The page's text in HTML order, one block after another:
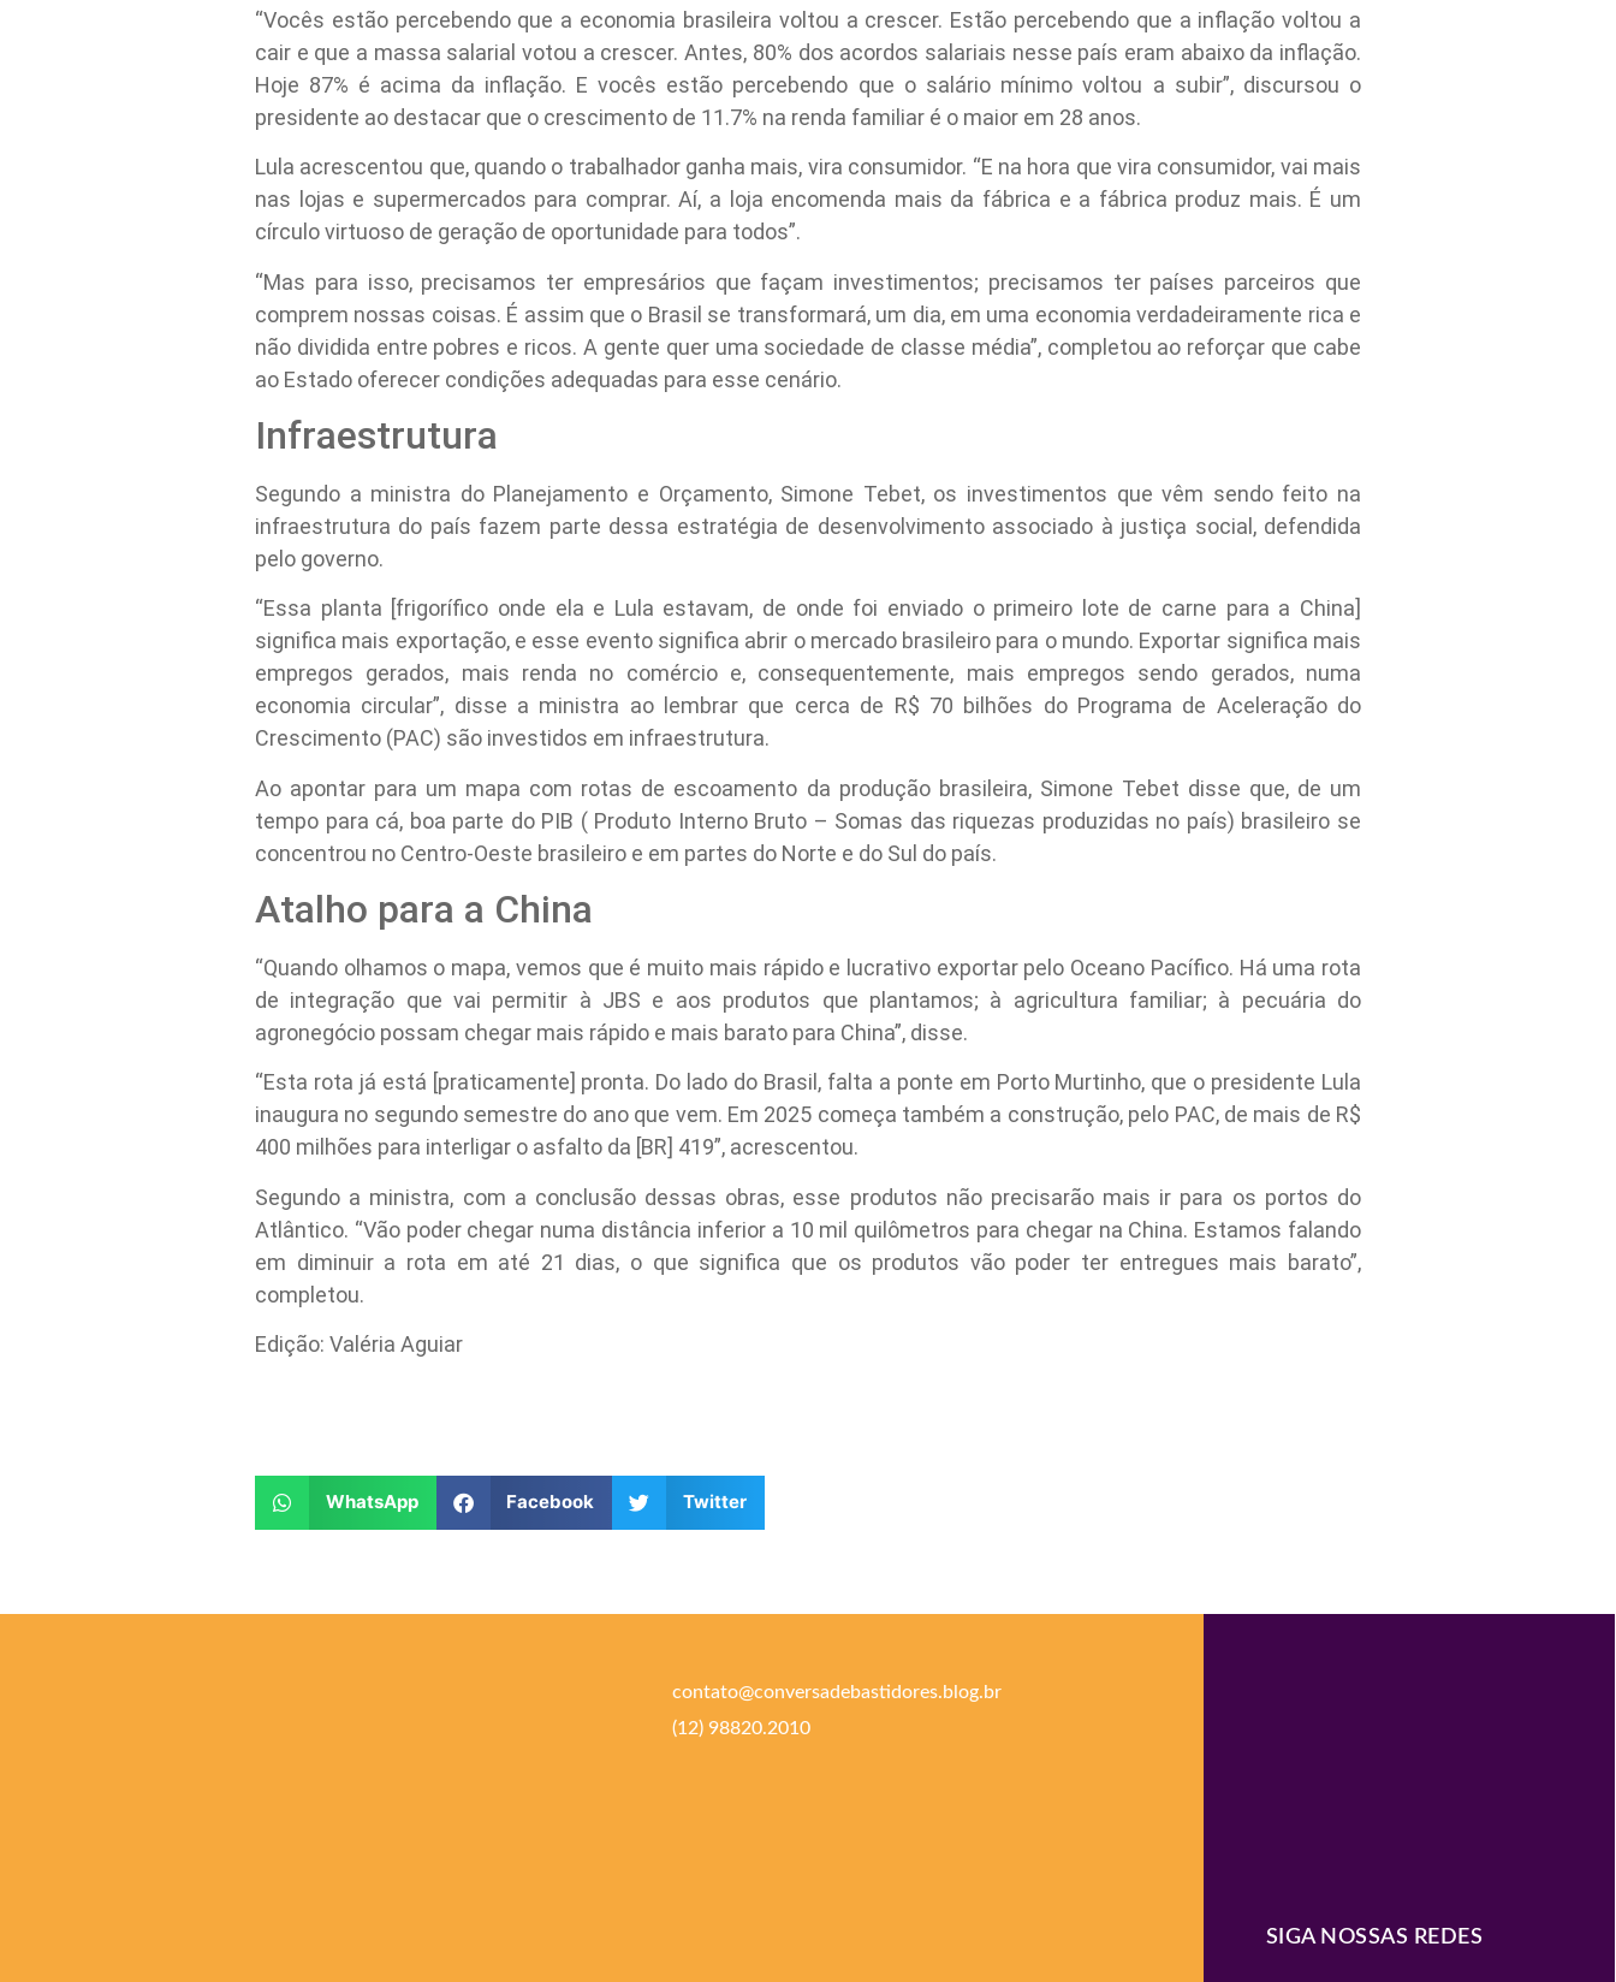
“Vocês estão percebendo que a economia brasileira voltou a crescer. Estão percebendo que a inflação voltou a
cair e que a massa salarial votou a crescer. Antes, 80% dos acordos salariais nesse país eram abaixo da inflação.
Hoje 87% é acima da inflação. E vocês estão percebendo que o salário mínimo voltou a subir”, discursou o
presidente ao destacar que o crescimento de 11.7% na renda familiar é o maior em 28 anos.
Lula acrescentou que, quando o trabalhador ganha mais, vira consumidor. “E na hora que vira consumidor, vai mais
nas lojas e supermercados para comprar. Aí, a loja encomenda mais da fábrica e a fábrica produz mais. É um
círculo virtuoso de geração de oportunidade para todos”.
“Mas para isso, precisamos ter empresários que façam investimentos; precisamos ter países parceiros que
comprem nossas coisas. É assim que o Brasil se transformará, um dia, em uma economia verdadeiramente rica e
não dividida entre pobres e ricos. A gente quer uma sociedade de classe média”, completou ao reforçar que cabe
ao Estado oferecer condições adequadas para esse cenário.
Infraestrutura
Segundo a ministra do Planejamento e Orçamento, Simone Tebet, os investimentos que vêm sendo feito na
infraestrutura do país fazem parte dessa estratégia de desenvolvimento associado à justiça social, defendida
pelo governo.
“Essa planta [frigorífico onde ela e Lula estavam, de onde foi enviado o primeiro lote de carne para a China]
significa mais exportação, e esse evento significa abrir o mercado brasileiro para o mundo. Exportar significa mais
empregos gerados, mais renda no comércio e, consequentemente, mais empregos sendo gerados, numa
economia circular”, disse a ministra ao lembrar que cerca de R$ 70 bilhões do Programa de Aceleração do
Crescimento (PAC) são investidos em infraestrutura.
Ao apontar para um mapa com rotas de escoamento da produção brasileira, Simone Tebet disse que, de um
tempo para cá, boa parte do PIB ( Produto Interno Bruto – Somas das riquezas produzidas no país) brasileiro se
concentrou no Centro-Oeste brasileiro e em partes do Norte e do Sul do país.
Atalho para a China
“Quando olhamos o mapa, vemos que é muito mais rápido e lucrativo exportar pelo Oceano Pacífico. Há uma rota
de integração que vai permitir à JBS e aos produtos que plantamos; à agricultura familiar; à pecuária do
agronegócio possam chegar mais rápido e mais barato para China”, disse.
“Esta rota já está [praticamente] pronta. Do lado do Brasil, falta a ponte em Porto Murtinho, que o presidente Lula
inaugura no segundo semestre do ano que vem. Em 2025 começa também a construção, pelo PAC, de mais de R$
400 milhões para interligar o asfalto da [BR] 419”, acrescentou.
Segundo a ministra, com a conclusão dessas obras, esse produtos não precisarão mais ir para os portos do
Atlântico. “Vão poder chegar numa distância inferior a 10 mil quilômetros para chegar na China. Estamos falando
em diminuir a rota em até 21 dias, o que significa que os produtos vão poder ter entregues mais barato”,
completou.
Edição: Valéria Aguiar
WhatsApp Facebook Twitter
contato@conversadebastidores.blog.br
(12) 98820.2010
SIGA NOSSAS REDES